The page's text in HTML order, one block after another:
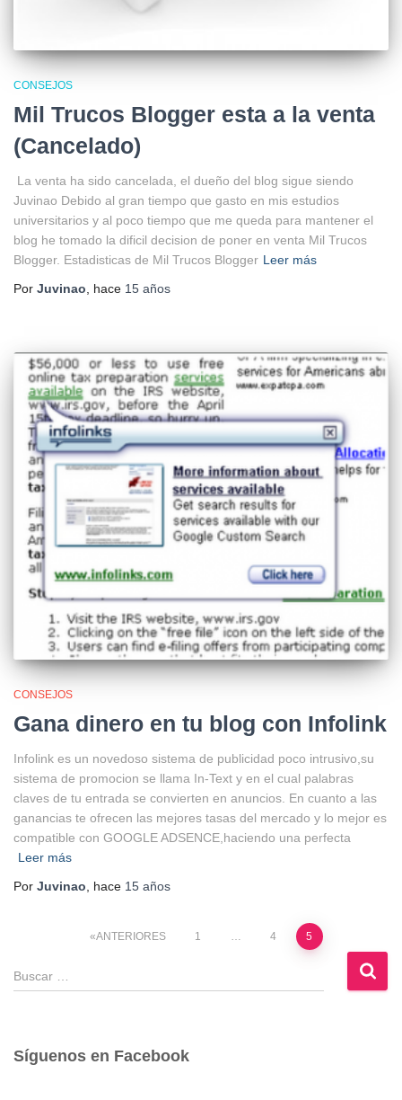
CONSEJOS
Mil Trucos Blogger esta a la venta
(Cancelado)
La venta ha sido cancelada, el dueño del blog sigue siendo
Juvinao Debido al gran tiempo que gasto en mis estudios
universitarios y al poco tiempo que me queda para mantener el
blog he tomado la dificil decision de poner en venta Mil Trucos
Blogger. Estadisticas de Mil Trucos Blogger Leer más
Por Juvinao , hace 15 años
CONSEJOS
Gana dinero en tu blog con Infolink
Infolink es un novedoso sistema de publicidad poco intrusivo,su
sistema de promocion se llama In-Text y en el cual palabras
claves de tu entrada se convierten en anuncios. En cuanto a las
ganancias te ofrecen las mejores tasas del mercado y lo mejor es
compatible con GOOGLE ADSENCE,haciendo una perfecta
Leer más
Por Juvinao, hace 15 años
Paginación
de
ANTERIORES 1 … 4 5
B
u
a
Síguenos en Facebook